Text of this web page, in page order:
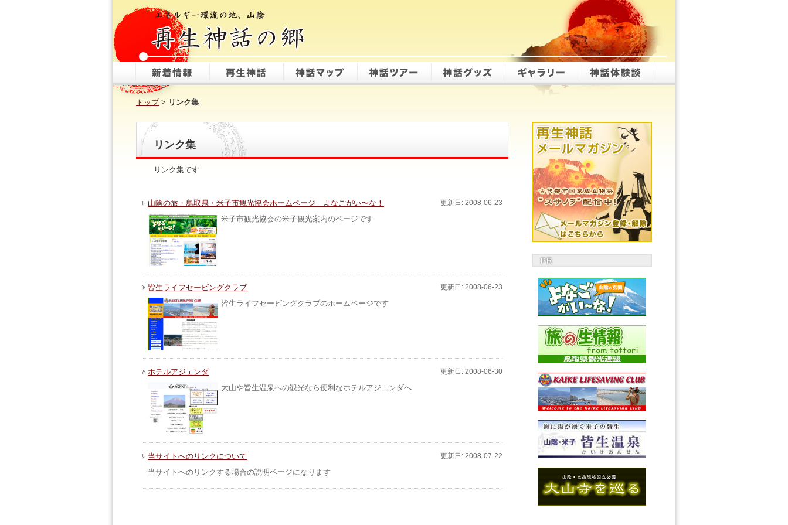
トップ> リンク集
リンク集
リンク集です
山陰の旅・鳥取県・米子市観光協会ホームページ よなごがい〜な！ 更新日: 2008-06-23
米子市観光協会の米子観光案内のページです
皆生ライフセービングクラブ 更新日: 2008-06-23
皆生ライフセービングクラブのホームページです
ホテルアジェンダ 更新日: 2008-06-30
大山や皆生温泉への観光なら便利なホテルアジェンダへ
当サイトへのリンクについて 更新日: 2008-07-22
当サイトへのリンクする場合の説明ページになります